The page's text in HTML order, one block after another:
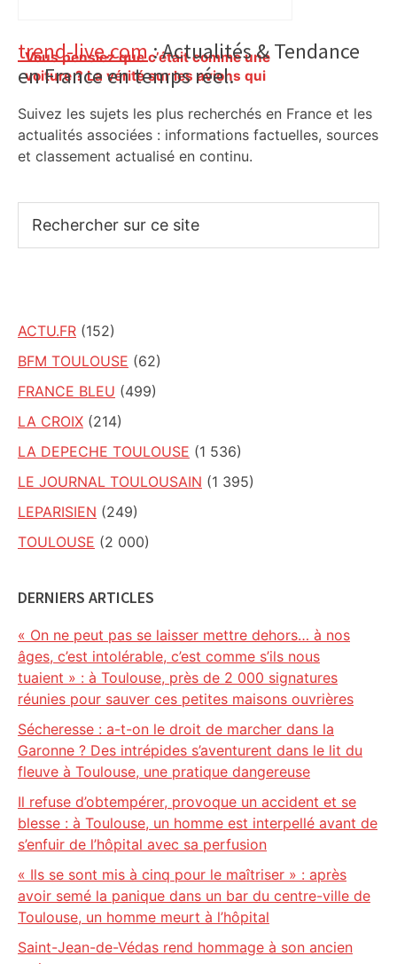
Vous pensiez que c’était comme une
voiture ? La vérité sur les avions qui
Primary
Sidebar
trend-live.com: Actualités & Tendance
en France en temps réel.
Suivez les sujets les plus recherchés en France et les
actualités associées : informations factuelles, sources
et classement actualisé en continu.
sur
ACTU.FR (152)
BFM TOULOUSE (62)
FRANCE BLEU (499)
LA CROIX (214)
LA DEPECHE TOULOUSE (1 536)
LE JOURNAL TOULOUSAIN (1 395)
LEPARISIEN (249)
TOULOUSE (2 000)
DERNIERS ARTICLES
« On ne peut pas se laisser mettre dehors… à nos
âges, c’est intolérable, c’est comme s’ils nous
tuaient » : à Toulouse, près de 2 000 signatures
réunies pour sauver ces petites maisons ouvrières
Sécheresse : a-t-on le droit de marcher dans la
Garonne ? Des intrépides s’aventurent dans le lit du
fleuve à Toulouse, une pratique dangereuse
Il refuse d’obtempérer, provoque un accident et se
blesse : à Toulouse, un homme est interpellé avant de
s’enfuir de l’hôpital avec sa perfusion
« Ils se sont mis à cinq pour le maîtriser » : après
avoir semé la panique dans un bar du centre-ville de
Toulouse, un homme meurt à l’hôpital
Saint-Jean-de-Védas rend hommage à son ancien